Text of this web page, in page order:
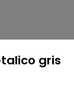
gris